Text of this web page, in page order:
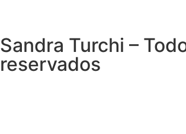
Sandra Turchi –
reservados